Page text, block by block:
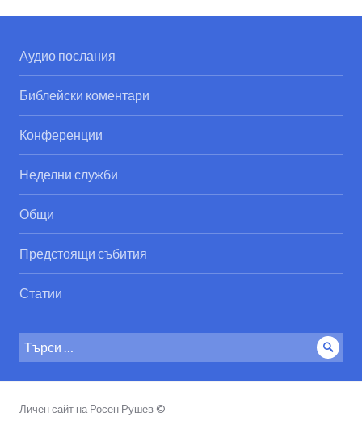
Аудио послания
Библейски коментари
Конференции
Неделни служби
Общи
Предстоящи събития
Статии
Search
for:
Личен сайт на Росен Рушев ©